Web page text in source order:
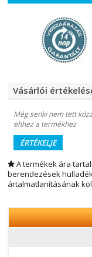
Vásárlói
Még senki nem tett
ehhez a termékhez
ÉRTÉKELJE
A termékek ára
berendezések
ártalmatlanításának